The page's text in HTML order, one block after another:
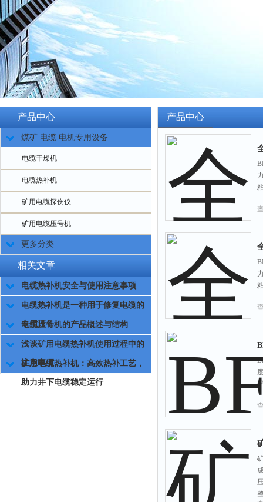
产品中心
煤矿 电缆 电机专用设备
电缆干燥机
电缆热补机
矿用电缆探伤仪
矿用电缆压号机
更多分类
相关文章
电缆热补机安全与使用注意事项
电缆热补机是一种用于修复电缆的
专用设备
电缆压号机的产品概述与结构
浅谈矿用电缆热补机使用过程中的
注意事项
矿用电缆热补机：高效热补工艺，
助力井下电缆稳定运行
产品中心